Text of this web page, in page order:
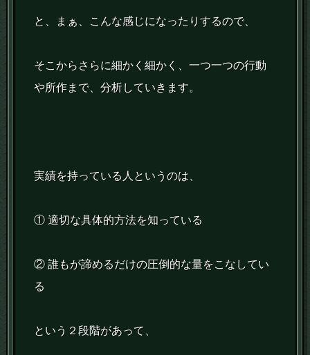
と、まぁ、こんな感じになったりするので、
そこからさらに細かく細かく、一つ一つの行動
や所作まで、分析していきます。
実績を持っている人というのは、
① 適切な具体的方法を知っている
② 誰もが諦めるだけの圧倒的な量をこなしてい
る
という２段階があって、